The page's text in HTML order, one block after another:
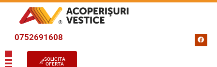
0752691608
SOLICITA
OFERTA